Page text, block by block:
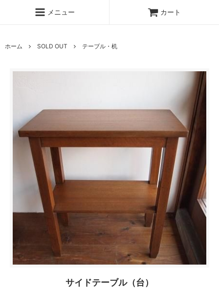
メニュー カート
ホーム SOLD OUT テーブル・机
サイドテーブル（台）